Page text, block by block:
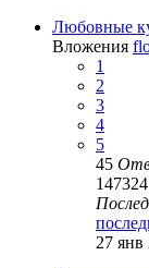
Любовные
Вложения
1
2
3
4
5
45
147324
27 янв